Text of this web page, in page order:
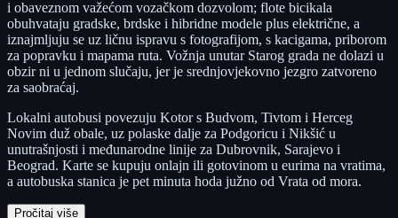
i obaveznom važećom vozačkom dozvolom; flote bicikala
obuhvataju gradske, brdske i hibridne modele plus električne, a
iznajmljuju se uz ličnu ispravu s fotografijom, s kacigama, priborom
za popravku i mapama ruta. Vožnja unutar Starog grada ne dolazi u
obzir ni u jednom slučaju, jer je srednjovjekovno jezgro zatvoreno
za saobraćaj.
Lokalni autobusi povezuju Kotor s Budvom, Tivtom i Herceg
Novim duž obale, uz polaske dalje za Podgoricu i Nikšić u
unutrašnjosti i međunarodne linije za Dubrovnik, Sarajevo i
Beograd. Karte se kupuju onlajn ili gotovinom u eurima na vratima,
a autobuska stanica je pet minuta hoda južno od Vrata od mora.
Pročitaj više